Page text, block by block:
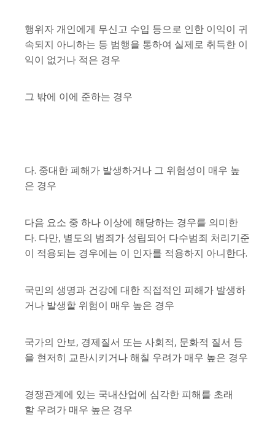
행위자 개인에게 무신고 수입 등으로 인한 이익이 귀
속되지 아니하는 등 범행을 통하여 실제로 취득한 이
익이 없거나 적은 경우
그 밖에 이에 준하는 경우
다. 중대한 폐해가 발생하거나 그 위험성이 매우 높
은 경우
다음 요소 중 하나 이상에 해당하는 경우를 의미한
다. 다만, 별도의 범죄가 성립되어 다수범죄 처리기준
이 적용되는 경우에는 이 인자를 적용하지 아니한다.
국민의 생명과 건강에 대한 직접적인 피해가 발생하
거나 발생할 위험이 매우 높은 경우
국가의 안보, 경제질서 또는 사회적, 문화적 질서 등
을 현저히 교란시키거나 해칠 우려가 매우 높은 경우
경쟁관계에 있는 국내산업에 심각한 피해를 초래
할 우려가 매우 높은 경우